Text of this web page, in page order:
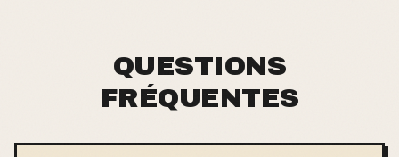
QUESTIONS
FRÉQUENTES